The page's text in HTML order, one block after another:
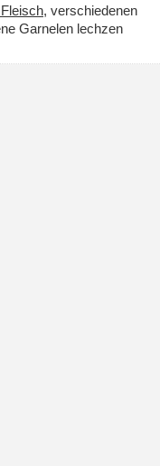
, verschiedenen
Garnelen lechzen